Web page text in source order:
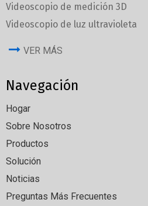
Videoscopio de medición 3D
Videoscopio de luz ultravioleta
VER MÁS
Navegación
Hogar
Sobre Nosotros
Productos
Solución
Noticias
Preguntas Más Frecuentes